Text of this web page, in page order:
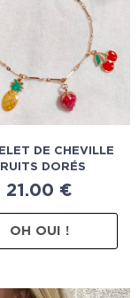
DE CHEVILLE
DORÉS
21.00 €
OH OUI !